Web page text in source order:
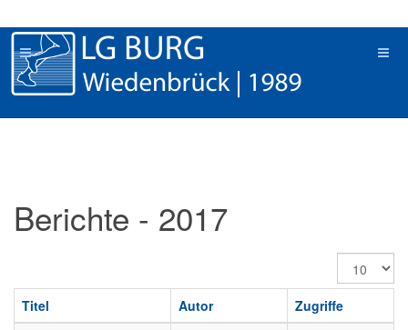
Berichte - 2017
Anzeige
#
Titel
Autor
Zugriffe